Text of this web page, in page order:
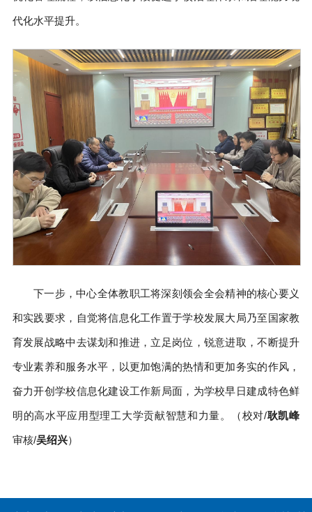
代化水平提升。
下一步，中心全体教职工将深刻领会全会精神的核心要义
和实践要求，自觉将信息化工作置于学校发展大局乃至国家教
育发展战略中去谋划和推进，立足岗位，锐意进取，不断提升
专业素养和服务水平，以更加饱满的热情和更加务实的作风，
奋力开创学校信息化建设工作新局面，为学校早日建成特色鲜
明的高水平应用型理工大学贡献智慧和力量。（校对/耿凯峰
审核/吴绍兴）